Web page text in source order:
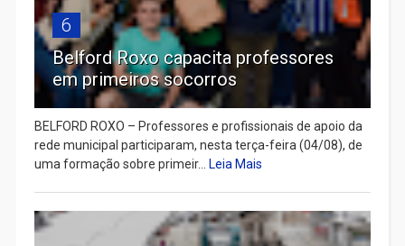
6
Belford Roxo capacita professores
em primeiros socorros
BELFORD ROXO – Professores e profissionais de apoio da
rede municipal participaram, nesta terça-feira (04/08), de
uma formação sobre primeir... Leia Mais